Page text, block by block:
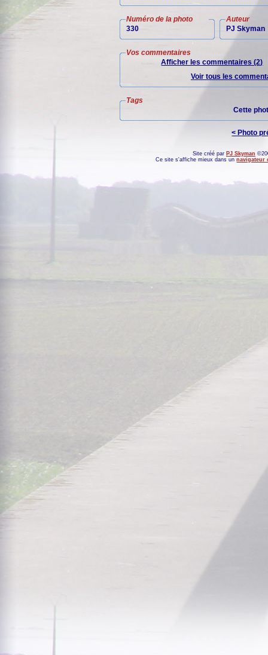
Numéro de la photo
330
Auteur
PJ Skyman
Vos commentaires
Afficher les commentaires (2)
Voir tous les
Tags
Cette
< Photo
Site créé par PJ Skyman
Ce site s'affiche mieux dans unnavigateur